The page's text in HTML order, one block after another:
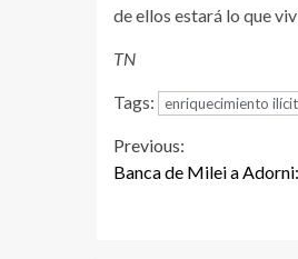
de ellos estará lo que
TN
Tags: enriquecimiento
Continue
Previous:
Banca de Milei a Adorni: